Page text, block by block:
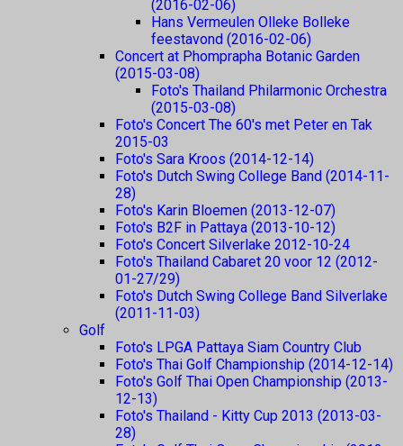
(2016-02-06)
Hans Vermeulen Olleke Bolleke
feestavond (2016-02-06)
Concert at Phomprapha Botanic Garden
(2015-03-08)
Foto's Thailand Philarmonic Orchestra
(2015-03-08)
Foto's Concert The 60's met Peter en Tak
2015-03
Foto's Sara Kroos (2014-12-14)
Foto's Dutch Swing College Band (2014-11-
28)
Foto's Karin Bloemen (2013-12-07)
Foto's B2F in Pattaya (2013-10-12)
Foto's Concert Silverlake 2012-10-24
Foto's Thailand Cabaret 20 voor 12 (2012-
01-27/29)
Foto's Dutch Swing College Band Silverlake
(2011-11-03)
Golf
Foto's LPGA Pattaya Siam Country Club
Foto's Thai Golf Championship (2014-12-14)
Foto's Golf Thai Open Championship (2013-
12-13)
Foto's Thailand - Kitty Cup 2013 (2013-03-
28)